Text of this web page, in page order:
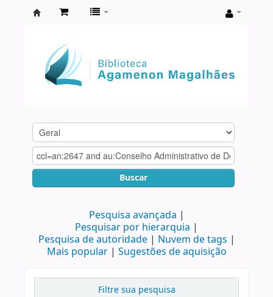
Agamenon
Magalhães
Buscar
Pesquisa avançada
Pesquisar por hierarquia
Pesquisa de autoridade
Nuvem de tags
Mais popular
Sugestões de aquisição
Filtre sua pesquisa